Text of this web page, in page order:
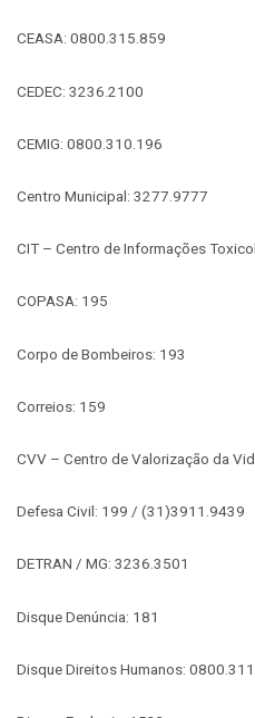
CEASA: 0800.315.859
CEDEC: 3236.2100
CEMIG: 0800.310.196
Centro Municipal: 3277.9777
CIT – Centro de Informações
COPASA: 195
Corpo de Bombeiros: 193
Correios: 159
CVV – Centro de Valorização da
Defesa Civil: 199 / (31)3911.9439
DETRAN / MG: 3236.3501
Disque Denúncia: 181
Disque Direitos Humanos: